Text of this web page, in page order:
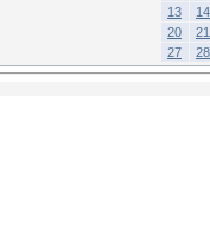
13
14
20
21
27
28